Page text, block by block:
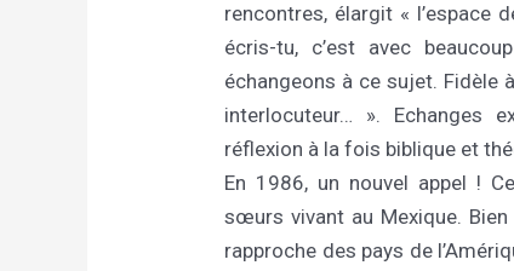
rencontres, élargit « l’espace
écris-tu, c’est avec
échangeons à ce sujet. Fidèle
interlocuteur… ». Echanges
réflexion à la fois biblique et
En 1986, un nouvel appel !
sœurs vivant au Mexique.
rapproche des pays de